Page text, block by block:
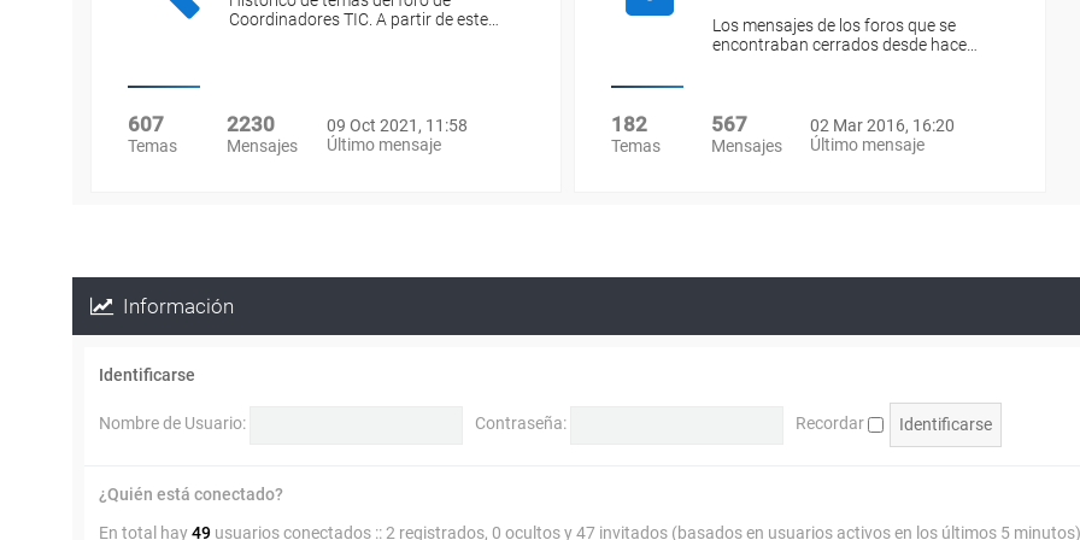
Coordinadores TIC. A partir de este…
607
Temas
2230
Mensajes
09 Oct 2021, 11:58
Último mensaje
Los mensajes de los foros que se
encontraban cerrados desde hace…
182
Temas
567
Mensajes
02 Mar 2016, 16:20
Último mensaje
Información
Identificarse
Nombre de Usuario: Contraseña: Recordar
¿Quién está conectado?
En total hay49 usuarios conectados :: 2 registrados, 0 ocultos y 47 invitados (basados en usuarios activos en los últimos 5 minutos)